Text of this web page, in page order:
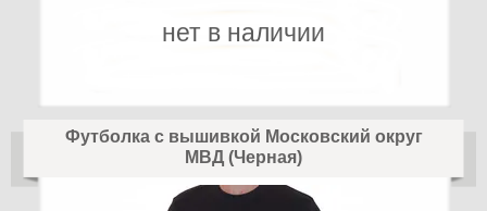
нет в наличии
Футболка с вышивкой Московский округ
МВД (Черная)